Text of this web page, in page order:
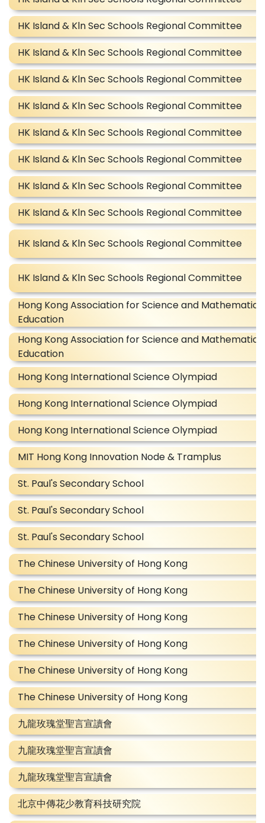
HK Island & Kln Sec Schools Regional Committee
HK Island & Kln Sec Schools Regional Committee
HK Island & Kln Sec Schools Regional Committee
HK Island & Kln Sec Schools Regional Committee
HK Island & Kln Sec Schools Regional Committee
HK Island & Kln Sec Schools Regional Committee
HK Island & Kln Sec Schools Regional Committee
HK Island & Kln Sec Schools Regional Committee
HK Island & Kln Sec Schools Regional Committee
HK Island & Kln Sec Schools Regional Committee
Hong Kong Association for Science and Mathematics
Education
Hong Kong Association for Science and Mathematics
Education
Hong Kong International Science Olympiad
Hong Kong International Science Olympiad
Hong Kong International Science Olympiad
MIT Hong Kong Innovation Node & Tramplus
St. Paul's Secondary School
St. Paul's Secondary School
St. Paul's Secondary School
The Chinese University of Hong Kong
The Chinese University of Hong Kong
The Chinese University of Hong Kong
The Chinese University of Hong Kong
The Chinese University of Hong Kong
The Chinese University of Hong Kong
九龍玫瑰堂聖言宣讀會
九龍玫瑰堂聖言宣讀會
九龍玫瑰堂聖言宣讀會
北京中傳花少教育科技研究院